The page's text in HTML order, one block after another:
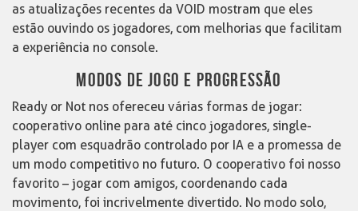
as atualizações recentes da VOID mostram que eles
estão ouvindo os jogadores, com melhorias que facilitam
a experiência no console.
MODOS DE JOGO E PROGRESSÃO
Ready or Not nos ofereceu várias formas de jogar:
cooperativo online para até cinco jogadores, single-
player com esquadrão controlado por IA e a promessa de
um modo competitivo no futuro. O cooperativo foi nosso
favorito – jogar com amigos, coordenando cada
movimento, foi incrivelmente divertido. No modo solo,